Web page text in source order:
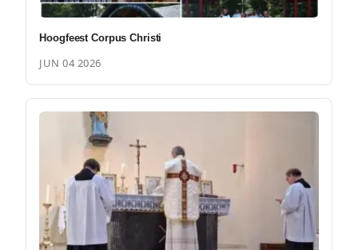
Hoogfeest Corpus Christi
JUN 04 2026